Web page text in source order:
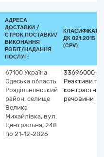
АДРЕСА
ДОСТАВКИ /
СТРОК ПОСТАВКИ/
ВИКОНАННЯ
РОБІТ/НАДАННЯ
ПОСЛУГ:
ДК 021:2015
(CPV)
67100 Україна
Одеська область
Роздільнянський
район, селище
Велика
Михайлівка, вул.
Центральна, 248
по 21-12-2026
33696000-5
Реактиви та
контрастні
речовини